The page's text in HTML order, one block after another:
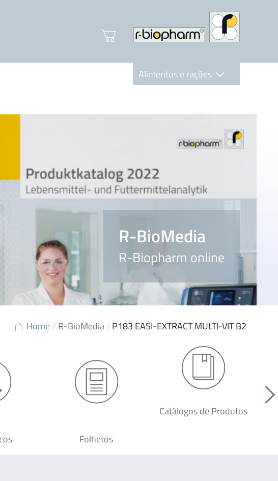
Alimentos e rações
R-Biopharm AG
Nutrition Care
R-BioMedia
R-Biopharm online
Home /R-BioMedia/P183 EASI-EXTRACT MULTI-VIT B2
Folhetos
Catálogos de Produtos